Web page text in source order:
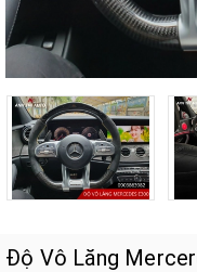
Độ Vô Lăng